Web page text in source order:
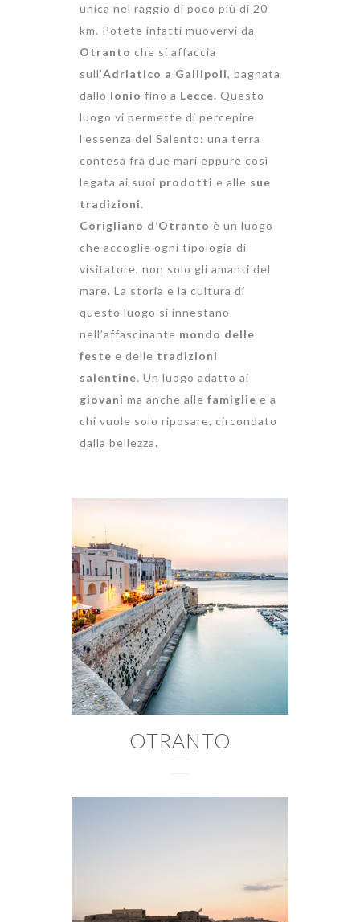
unica nel raggio di poco più di 20
km. Potete infatti muovervi da
Otranto che si affaccia
sull’Adriatico a Gallipoli, bagnata
dallo Ionio fino a Lecce. Questo
luogo vi permette di percepire
l’essenza del Salento: una terra
contesa fra due mari eppure così
legata ai suoi prodotti e alle sue
tradizioni.
Corigliano d’Otranto è un luogo
che accoglie ogni tipologia di
visitatore, non solo gli amanti del
mare. La storia e la cultura di
questo luogo si innestano
nell’affascinante mondo delle
feste e delle tradizioni
salentine. Un luogo adatto ai
giovani ma anche alle famiglie e a
chi vuole solo riposare, circondato
dalla bellezza.
OTRANTO